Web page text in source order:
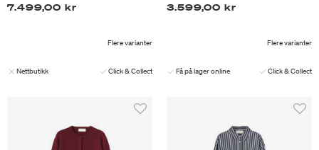
7.499,00 kr
Flere varianter
Nettbutikk Click & Collect
3.599,00 kr
Flere varianter
Få på lager online Click & Collect